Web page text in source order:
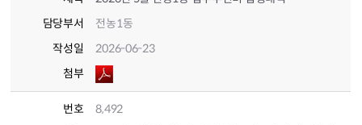
담당부서
전농1동
작성일
2026-06-23
첨부
번호
8,492